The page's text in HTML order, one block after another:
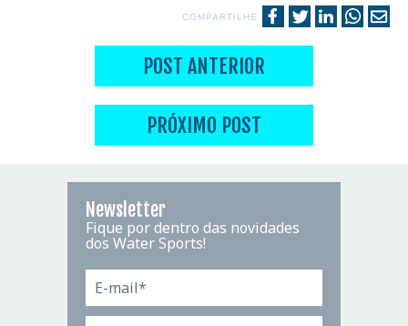
COMPARTILHE
POST ANTERIOR
PRÓXIMO POST
Newsletter
Fique por dentro das novidades
dos Water Sports!